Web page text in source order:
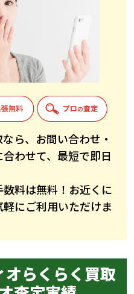
ら、お問い合わせ・
わせて、最短で即日
料は無料！お近くに
にご利用いただけま
らくらく買取